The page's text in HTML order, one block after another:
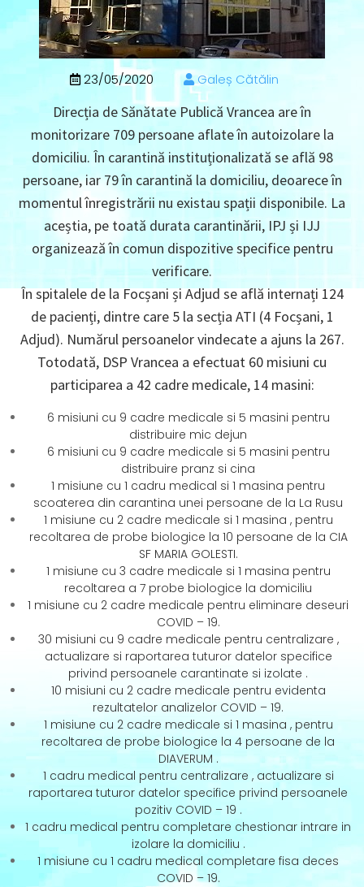
23/05/2020 Galeș Cătălin
Direcția de Sănătate Publică Vrancea are în
monitorizare 709 persoane aflate în autoizolare la
domiciliu. În carantină instituționalizată se află 98
persoane, iar 79 în carantină la domiciliu, deoarece în
momentul înregistrării nu existau spații disponibile. La
aceștia, pe toată durata carantinării, IPJ și IJJ
organizează în comun dispozitive specifice pentru
verificare.
În spitalele de la Focșani și Adjud se află internați 124
de pacienți, dintre care 5 la secția ATI (4 Focșani, 1
Adjud). Numărul persoanelor vindecate a ajuns la 267.
Totodată, DSP Vrancea a efectuat 60 misiuni cu
participarea a 42 cadre medicale, 14 masini:
6 misiuni cu 9 cadre medicale si 5 masini pentru
distribuire mic dejun
6 misiuni cu 9 cadre medicale si 5 masini pentru
distribuire pranz si cina
1 misiune cu 1 cadru medical si 1 masina pentru
scoaterea din carantina unei persoane de la La Rusu
1 misiune cu 2 cadre medicale si 1 masina , pentru
recoltarea de probe biologice la 10 persoane de la CIA
SF MARIA GOLESTI.
1 misiune cu 3 cadre medicale si 1 masina pentru
recoltarea a 7 probe biologice la domiciliu
1 misiune cu 2 cadre medicale pentru eliminare deseuri
COVID – 19.
30 misiuni cu 9 cadre medicale pentru centralizare ,
actualizare si raportarea tuturor datelor specifice
privind persoanele carantinate si izolate .
10 misiuni cu 2 cadre medicale pentru evidenta
rezultatelor analizelor COVID – 19.
1 misiune cu 2 cadre medicale si 1 masina , pentru
recoltarea de probe biologice la 4 persoane de la
DIAVERUM .
1 cadru medical pentru centralizare , actualizare si
raportarea tuturor datelor specifice privind persoanele
pozitiv COVID – 19 .
1 cadru medical pentru completare chestionar intrare in
izolare la domiciliu .
1 misiune cu 1 cadru medical completare fisa deces
COVID – 19.